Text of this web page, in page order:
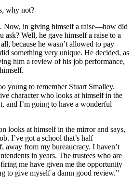
why not?
Now, in giving himself a raise—how did
ask? Well, he gave himself a raise to a
because he wasn’t allowed to pay
something very unique. He decided, as
him a review of his job performance,
young to remember Stuart Smalley.
character who looks at himself in the
and I’m going to have a wonderful
looks at himself in the mirror and says,
I’ve got a school that’s half
away from my bureaucracy. I haven’t
in years. The trustees who are
me have given me the opportunity
to give myself a damn good review.”